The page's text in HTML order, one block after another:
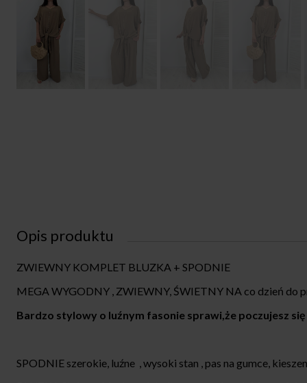
Opis produktu
ZWIEWNY KOMPLET BLUZKA + SPODNIE
MEGA WYGODNY , ZWIEWNY, ŚWIETNY NA co dzień do
Bardzo stylowy o luźnym fasonie sprawi,że poczujesz
SPODNIE szerokie, luźne , wysoki stan , pas na gumce,